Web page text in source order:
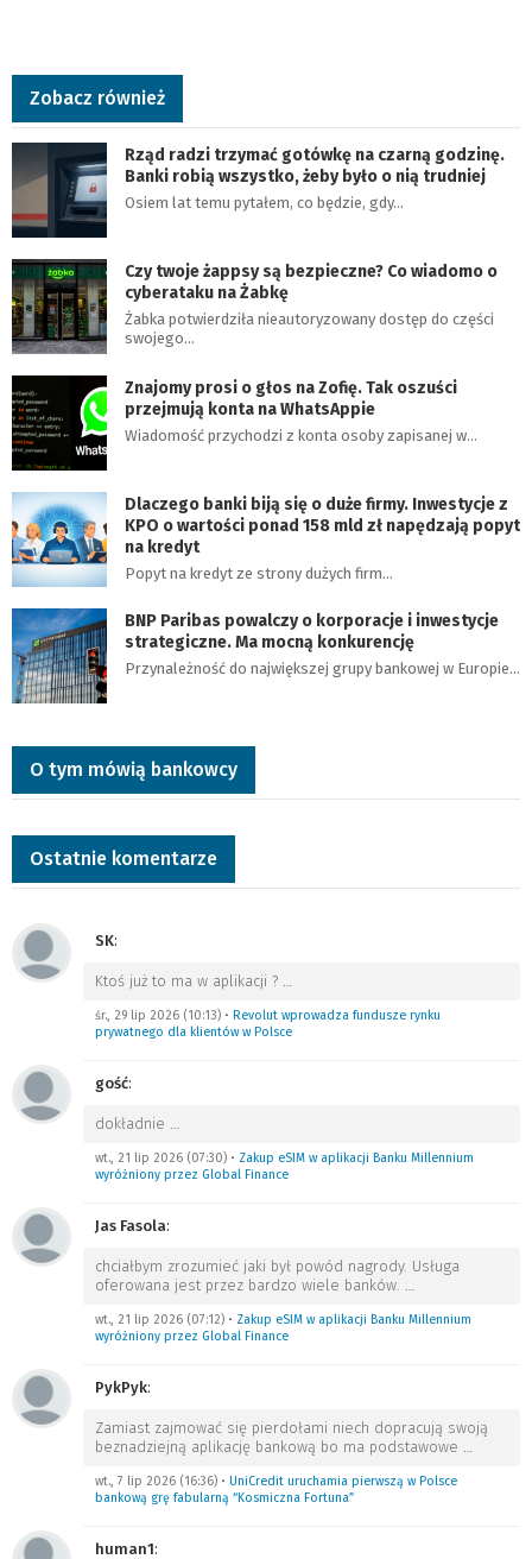
Zobacz również
Rząd radzi trzymać gotówkę na czarną godzinę.
Banki robią wszystko, żeby było o nią trudniej
Osiem lat temu pytałem, co będzie, gdy…
Czy twoje żappsy są bezpieczne? Co wiadomo o
cyberataku na Żabkę
Żabka potwierdziła nieautoryzowany dostęp do części
swojego…
Znajomy prosi o głos na Zofię. Tak oszuści
przejmują konta na WhatsAppie
Wiadomość przychodzi z konta osoby zapisanej w…
Dlaczego banki biją się o duże firmy. Inwestycje z
KPO o wartości ponad 158 mld zł napędzają popyt
na kredyt
Popyt na kredyt ze strony dużych firm…
BNP Paribas powalczy o korporacje i inwestycje
strategiczne. Ma mocną konkurencję
Przynależność do największej grupy bankowej w Europie…
O tym mówią bankowcy
Ostatnie komentarze
SK:
Ktoś już to ma w aplikacji ? …
śr., 29 lip 2026 (10:13) • Revolut wprowadza fundusze rynku
prywatnego dla klientów w Polsce
gość:
dokładnie …
wt., 21 lip 2026 (07:30) • Zakup eSIM w aplikacji Banku Millennium
wyróżniony przez Global Finance
Jas Fasola:
chciałbym zrozumieć jaki był powód nagrody. Usługa
oferowana jest przez bardzo wiele banków. …
wt., 21 lip 2026 (07:12) • Zakup eSIM w aplikacji Banku Millennium
wyróżniony przez Global Finance
PykPyk:
Zamiast zajmować się pierdołami niech dopracują swoją
beznadziejną aplikację bankową bo ma podstawowe …
wt., 7 lip 2026 (16:36) • UniCredit uruchamia pierwszą w Polsce
bankową grę fabularną “Kosmiczna Fortuna”
human1: